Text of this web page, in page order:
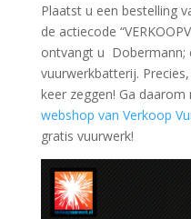
Plaatst u een bestelling
de actiecode
ontvangt u Dobermann;
vuurwerkbatterij.
keer zeggen! Ga
webshop van Verkoop
gratis vuurwerk!